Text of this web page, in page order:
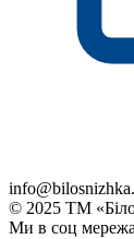
© 2025 ТМ
Ми в соц